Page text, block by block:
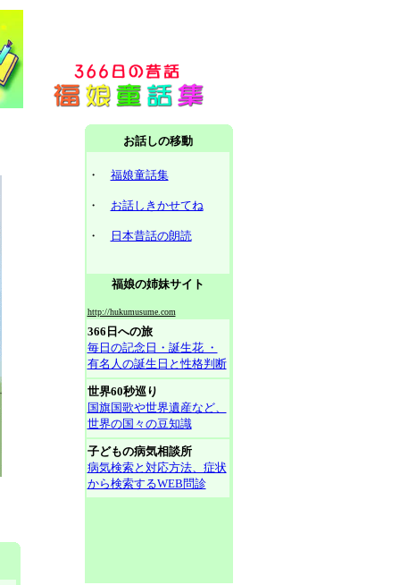
お話しの移動
・ 福娘童話集
・ お話しきかせてね
・ 日本昔話の朗読
福娘の姉妹サイト
http://hukumusume.com
366日への旅
毎日の記念日・誕生花 ・
有名人の誕生日と性格判断
世界60秒巡り
国旗国歌や世界遺産など、
世界の国々の豆知識
子どもの病気相談所
病気検索と対応方法、症状
から検索するWEB問診